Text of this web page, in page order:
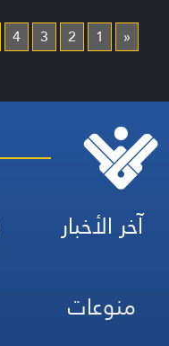
«
1
2
3
4
آخر الأخبار
منوعات